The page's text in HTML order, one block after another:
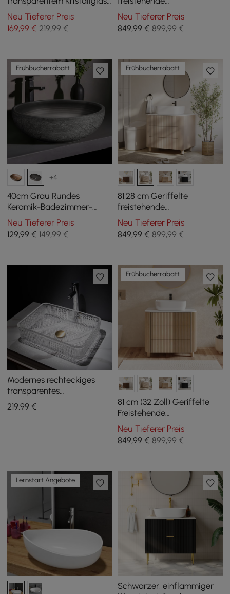
in Diamantform, 390 mm,
Schwarz
Neu Tieferer Preis
169,99 € 219,99 €
Badezimmerwaschtisch
mit Aufsatzwaschbecken, 3
Schubladen, gesinterte
Neu Tieferer Preis
849,99€ 899,99 €
Frühbucherrabatt
+4
40cm Grau Rundes
Keramik-Badezimmer-
Waschbecken – Matt
glasiertes
Aufsatzwaschbecken
Neu Tieferer Preis
129,99 € 149,99 €
Frühbucherrabatt
81,28 cm Geriffelte
freistehende
Badezimmerwaschtisch
mit Aufsatzwaschbecken, 3
Schubladen,
Neu Tieferer Preis
849,99€ 899,99 €
Modernes rechteckiges
transparentes
Badezimmer-
Aufsatzwaschbecken aus
219,99 €
Frühbucherrabatt
81 cm (32 Zoll) Geriffelte
Freistehende
Badezimmerwaschtisch
mit Aufsatzwaschbecken, 3
Schubladen, Gesinterte
Neu Tieferer Preis
849,99€ 899,99 €
Lernstart Angebote
Schwarzer, einflammiger